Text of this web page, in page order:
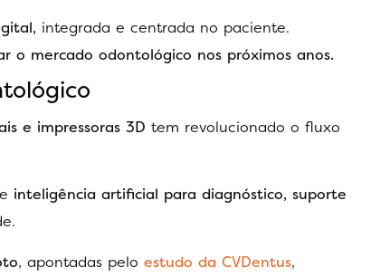
integrada e centrada no paciente.
o mercado odontológico nos próximos anos.
e impressoras 3D tem revolucionado o fluxo
inteligência artificial para diagnóstico, suporte
, apontadas pelo estudo da CVDentus,